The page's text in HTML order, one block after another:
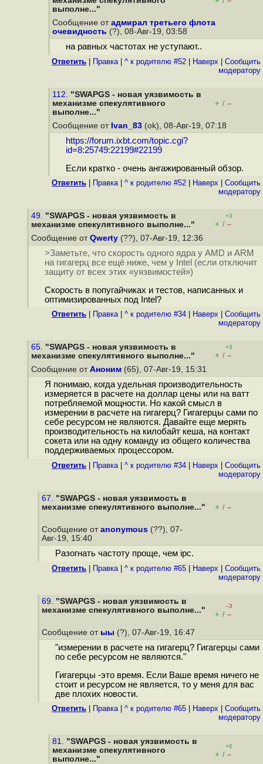
выполне..."
Сообщение от адмирал третьего флота
очевидность (?), 08-Авг-19, 03:58
на равных частотах не уступают..
Ответить Правка| ^ к родителю #52 Наверх
Cообщить
модератору
112. "SWAPGS - новая уязвимость в
механизме спекулятивного
выполне..."
+ / –
Сообщение от Ivan_83 (ok), 08-Авг-19, 07:18
https://forum.ixbt.com/topic.cgi?
id=8:25749:22199#22199
Если кратко - очень ангажированный обзор.
Ответить Правка| ^ к родителю #52 Наверх
Cообщить
модератору
49. "SWAPGS - новая уязвимость в
механизме спекулятивного выполне..."
+3
+ / –
Сообщение от Qwerty (??), 07-Авг-19, 12:36
>Заметьте, что скорость одного ядра у AMD и ARM
на гигагерц все ещё ниже, чем у Intel (если отключит
защиту от всех этих «уязвимостей»)
Скорость в попугайчиках и тестов, написанных и
оптимизированных под Intel?
Ответить Правка| ^ к родителю #34 Наверх
Cообщить
модератору
65. "SWAPGS - новая уязвимость в
механизме спекулятивного выполне..."
+3
+ / –
Сообщение от Аноним (65), 07-Авг-19, 15:31
Я понимаю, когда удельная производительность
измеряется в расчете на доллар цены или на ватт
потребляемой мощности. Но какой смысл в
измерении в расчете на гигагерц? Гигагерцы сами по
себе ресурсом не являются. Давайте еще мерять
производительность на килобайт кеша, на контакт
сокета или на одну команду из общего количества
поддерживаемых процессором.
Ответить Правка| ^ к родителю #34 Наверх
Cообщить
модератору
67. "SWAPGS - новая уязвимость в
механизме спекулятивного выполне..."
+ / –
Сообщение от anonymous (??), 07-
Авг-19, 15:40
Разогнать частоту проще, чем ipc.
Ответить Правка| ^ к родителю #65 Наверх
Cообщить
модератору
69. "SWAPGS - новая уязвимость в
механизме спекулятивного выполне..."
–3
+ / –
Сообщение от ыы (?), 07-Авг-19, 16:47
"измерении в расчете на гигагерц? Гигагерцы сами
по себе ресурсом не являются."
Гигагерцы -это время. Если Ваше время ничего не
стоит и ресурсом не является, то у меня для вас
две плохих новости.
Ответить Правка| ^ к родителю #65 Наверх
Cообщить
модератору
81. "SWAPGS - новая уязвимость в
механизме спекулятивного
выполне..."
+6
+ / –